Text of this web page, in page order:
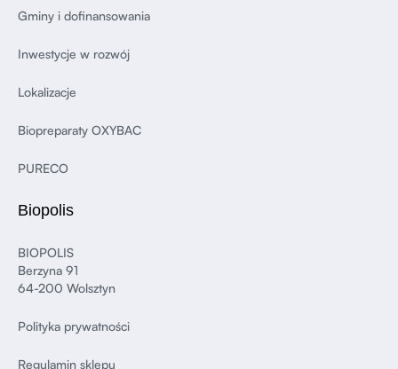
Gminy i dofinansowania
Inwestycje w rozwój
Lokalizacje
Biopreparaty OXYBAC
PURECO
Biopolis
BIOPOLIS
Berzyna 91
64-200 Wolsztyn
Polityka prywatności
Regulamin sklepu